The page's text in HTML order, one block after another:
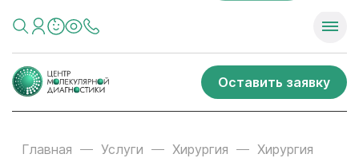
Оставить заявку
Главная Услуги Хирургия
Хирургия